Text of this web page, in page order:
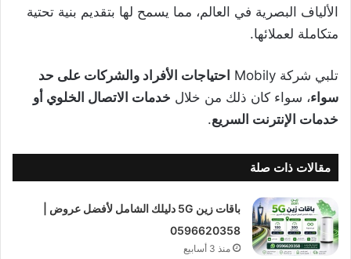
الألياف البصرية في العالم، مما يسمح لها بتقديم بنية تحتية
متكاملة لعملائها.
تلبي شركة Mobily
احتياجات الأفراد والشركات على حد
سواء، سواء كان ذلك من خلال خدمات الاتصال الخلوي أو
خدمات الإنترنت السريع.
مقالات ذات صلة
باقات زين 5G دليلك الشامل لأفضل عروض |
0596620358
منذ 3 أسابيع